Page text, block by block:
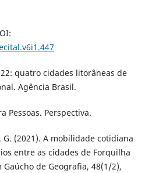
quatro cidades litorâneas de
Agência Brasil.
Pessoas. Perspectiva.
G. (2021). A mobilidade cotidiana
entre as cidades de Forquilha
de Geografia, 48(1/2),